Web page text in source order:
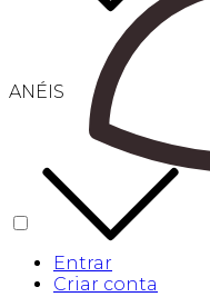
ANÉIS
Entrar
Criar conta